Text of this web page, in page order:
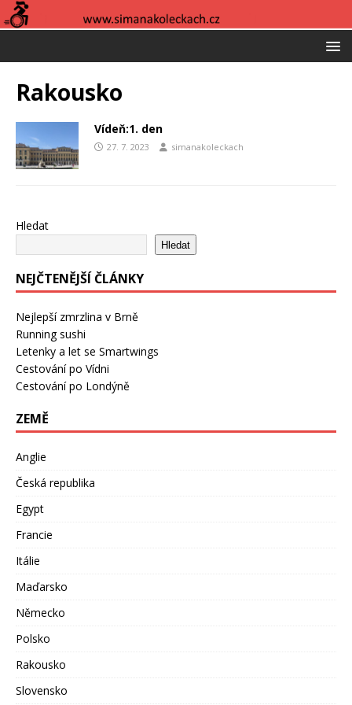
Rakousko
Vídeň:1. den
27. 7. 2023 simanakoleckach
Hledat
Hledat
NEJČTENĚJŠÍ ČLÁNKY
Nejlepší zmrzlina v Brně
Running sushi
Letenky a let se Smartwings
Cestování po Vídni
Cestování po Londýně
ZEMĚ
Anglie
Česká republika
Egypt
Francie
Itálie
Maďarsko
Německo
Polsko
Rakousko
Slovensko